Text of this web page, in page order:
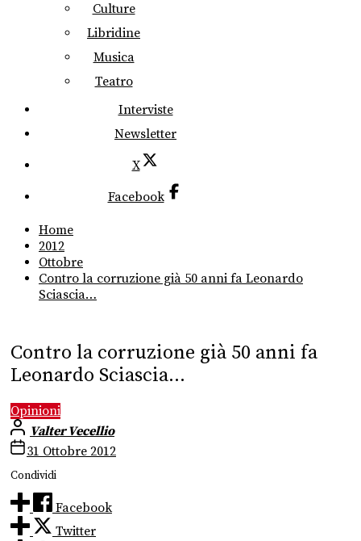
Culture
Libridine
Musica
Teatro
Interviste
Newsletter
X
Facebook
Home
2012
Ottobre
Contro la corruzione già 50 anni fa Leonardo
Sciascia…
Contro la corruzione già 50 anni fa
Leonardo Sciascia…
Opinioni
Valter Vecellio
31 Ottobre 2012
Condividi
Facebook
Twitter